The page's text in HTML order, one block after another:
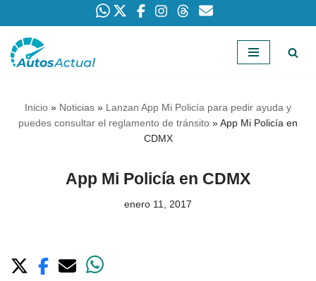
Saltar
Inicio » Noticias » Lanzan App Mi Policía para pedir ayuda y
puedes consultar el reglamento de tránsito »App Mi Policía en
CDMX
App Mi Policía en CDMX
enero 11, 2017